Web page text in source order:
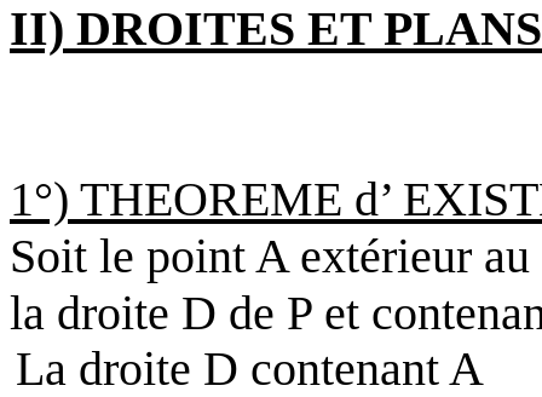
II) DROITES ET
1°) THEOREME d’
Soit le point A extérieur
la droite D de P et
La droite D contenant A